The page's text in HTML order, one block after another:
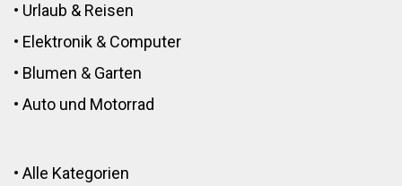
• Urlaub & Reisen
• Elektronik & Computer
• Blumen & Garten
• Auto und Motorrad
• Alle Kategorien